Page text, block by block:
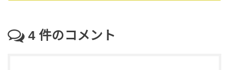
4件のコメント